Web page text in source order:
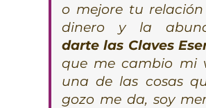
o mejore tu
dinero y la
darte las Claves
que me cambio mi
una de las cosas
gozo me da, soy